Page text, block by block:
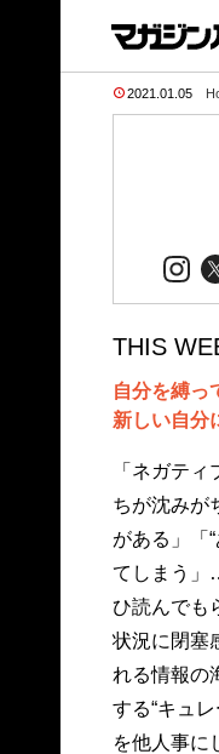
2021.01.05
THIS
自分を縛っ
新しい自分
「ネガテ
ちが沈みが
がある」「
てしまう」
ひ読んでも
状況に閉塞
れる情報の
する“キュ
を他人事に
した“常に